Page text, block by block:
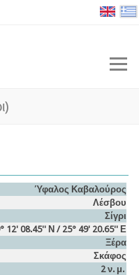
Ύφαλος Καβαλούρος
Λέσβου
Σίγρι
12' 08.45'' Ν / 25° 49' 20.65'' Ε
Ξέρα
Σκάφος
2 ν. μ.